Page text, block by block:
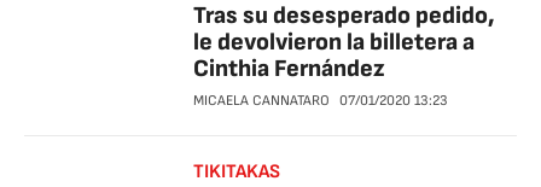
Tras su desesperado pedido,
le devolvieron la billetera a
Cinthia Fernández
MICAELA CANNATARO 07/01/2020 13:23
TIKITAKAS